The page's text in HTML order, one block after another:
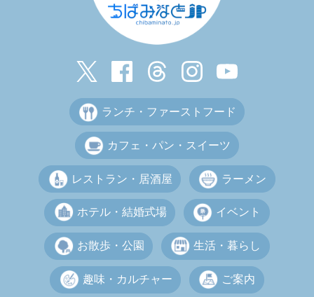
ランチ・ファーストフード
カフェ・パン・スイーツ
レストラン・居酒屋 ラーメン
ホテル・結婚式場 イベント
お散歩・公園 生活・暮らし
趣味・カルチャー ご案内